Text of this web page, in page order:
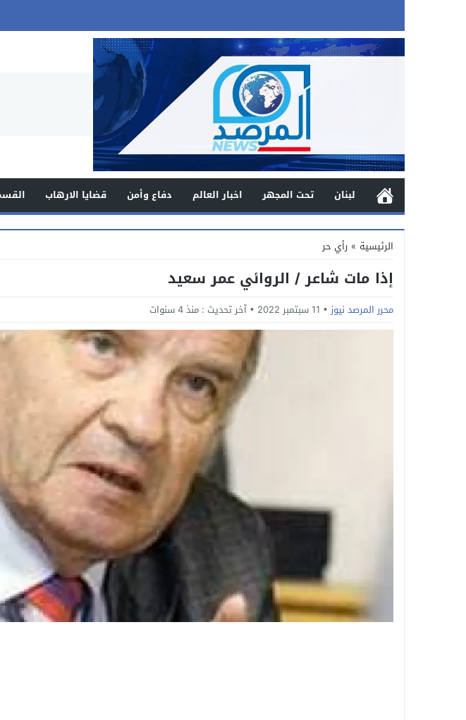
لبنان تحت المجهر اخبار العالم دفاع وأمن قضايا الارهاب
الرئيسية » رأي حر
إذا مات شاعر / الروائي عمر سعيد
محرر المرصد نيوز 11 سبتمبر 2022 آخر تحديث : منذ 4 سنوات